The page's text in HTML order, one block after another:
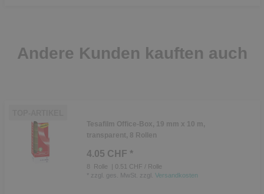
Andere Kunden kauften auch
Tesafilm Office-Box, 19 mm x 10 m,
transparent, 8 Rollen
4.05 CHF *
8 Rolle
| 0.51 CHF / Rolle
zzgl. ges. MwSt. zzgl. Versandkosten